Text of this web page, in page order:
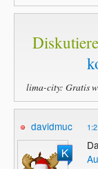
lima-city: Gratis
davidmuc